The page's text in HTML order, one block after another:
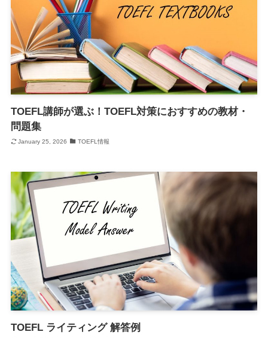
TOEFL講師が選ぶ！TOEFL対策におすすめの教材・
問題集
January 25, 2026 TOEFL情報
TOEFL ライティング 解答例